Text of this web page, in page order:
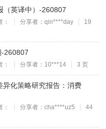
（英译中）-260807
： 分享者：qin****day
19
260807
： 分享者：10***14 3 页
化策略研究报告：消费
： 分享者：cha****uz5
44